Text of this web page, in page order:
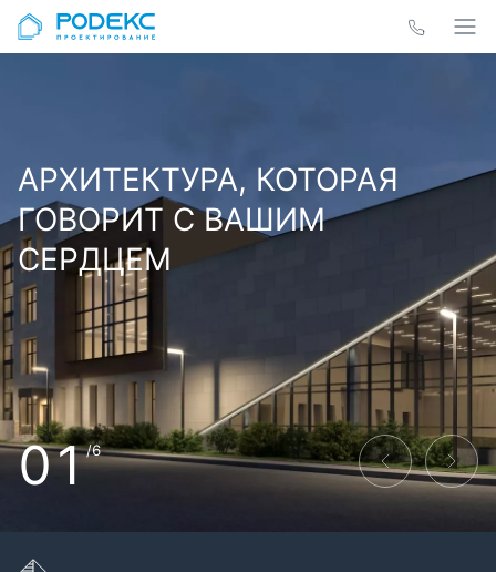
АРХИТЕКТУРА, КОТОРАЯ
ГОВОРИТ С ВАШИМ
СЕРДЦЕМ
01/6